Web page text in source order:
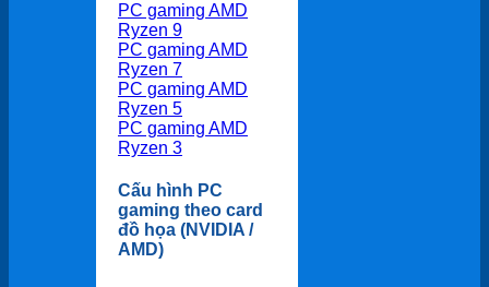
PC gaming AMD
Ryzen 9
PC gaming AMD
Ryzen 7
PC gaming AMD
Ryzen 5
PC gaming AMD
Ryzen 3
Cấu hình PC
gaming theo card
đồ họa (NVIDIA /
AMD)